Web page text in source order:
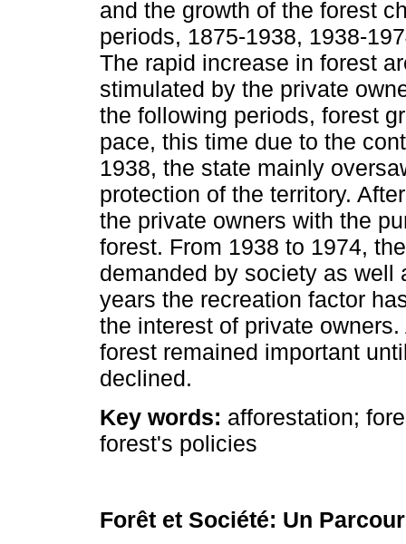
and the growth of the forest
periods, 1875-1938, 1938-
The rapid increase in forest
stimulated by the private
the following periods, forest
pace, this time due to the
1938, the state mainly
protection of the territory.
the private owners with the
forest. From 1938 to 1974,
demanded by society as well
years the recreation factor
the interest of private
forest remained important
declined.
Key words: afforestation;
forest's policies
Forêt et Société: Un